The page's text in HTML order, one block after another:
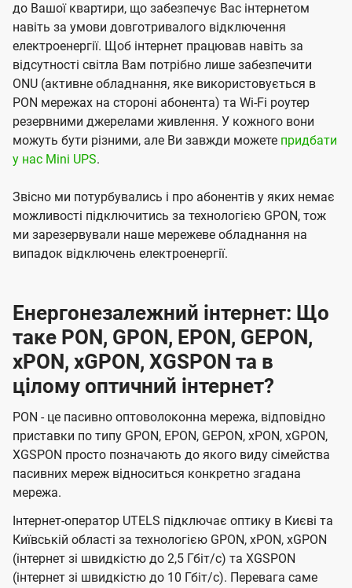
до Вашої квартири, що забезпечує Вас інтернетом
навіть за умови довготривалого відключення
електроенергії. Щоб інтернет працював навіть за
відсутності світла Вам потрібно лише забезпечити
ONU (активне обладнання, яке використовується в
PON мережах на стороні абонента) та Wi-Fi роутер
резервними джерелами живлення. У кожного вони
можуть бути різними, але Ви завжди можете придбати
у нас Mini UPS.
Звісно ми потурбувались і про абонентів у яких немає
можливості підключитись за технологією GPON, тож
ми зарезервували наше мережеве обладнання на
випадок відключень електроенергії.
Енергонезалежний інтернет: Що
таке PON, GPON, EPON, GEPON,
xPON, xGPON, XGSPON та в
цілому оптичний інтернет?
PON - це пасивно оптоволоконна мережа, відповідно
приставки по типу GPON, EPON, GEPON, xPON, xGPON,
XGSPON просто позначають до якого виду сімейства
пасивних мереж відноситься конкретно згадана
мережа.
Інтернет-оператор UTELS підключає оптику в Києві та
Київській області за технологією GPON, xPON, xGPON
(інтернет зі швидкістю до 2,5 Гбіт/с) та XGSPON
(інтернет зі швидкістю до 10 Гбіт/с). Перевага саме